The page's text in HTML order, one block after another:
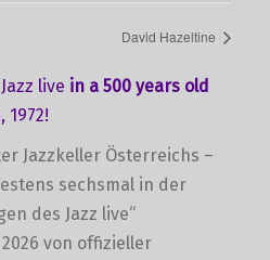
David Hazeltine
live in a 500 years old
1972!
Jazzkeller Österreichs –
sechsmal in der
des Jazz live“
von offizieller